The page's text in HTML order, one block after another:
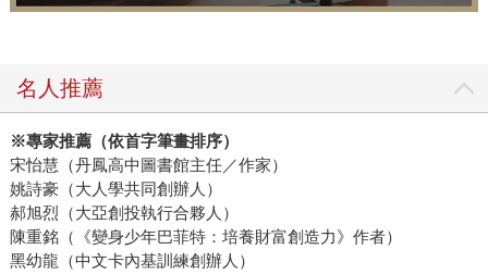
名人推薦
※專家推薦（依首字筆畫排序）
宋怡慧（丹鳳高中圖書館主任／作家）
姚詩豪（大人學共同創辦人）
郝旭烈（大亞創投執行合夥人）
陳重銘（《變身少年巴菲特：培養財富創造力》作者）
黑幼龍（中文卡內基訓練創辦人）